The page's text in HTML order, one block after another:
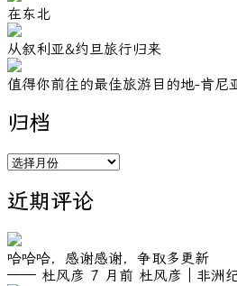
在东北
从叙利亚&约旦旅行归来
值得你前往的最佳旅游目的地-肯尼
归档
归
近期评论
哈哈哈，感谢感谢，争取多更新
—— 杜风彦 7 月前 杜风彦｜非洲